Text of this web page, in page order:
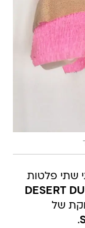
שתי פלטות
DESERT
של
.